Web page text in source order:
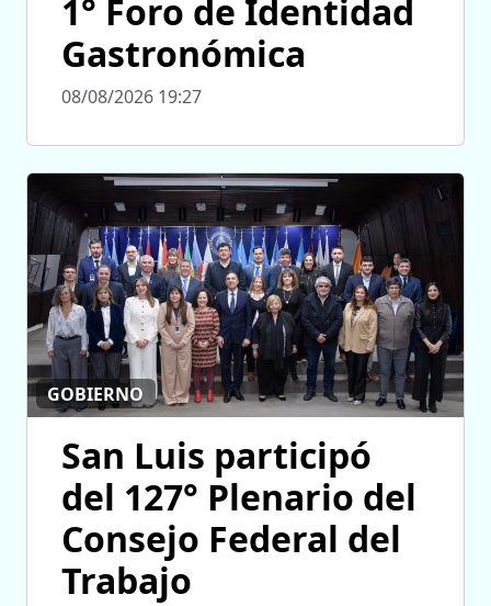
1° Foro de Identidad
Gastronómica
08/08/2026 19:27
GOBIERNO
San Luis participó
del 127° Plenario del
Consejo Federal del
Trabajo